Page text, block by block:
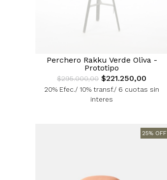
Perchero Rakku Verde Oliva -
Prototipo
$295.000,00 $221.250,00
20% Efec./ 10% transf./ 6 cuotas sin
interes
25% OFF